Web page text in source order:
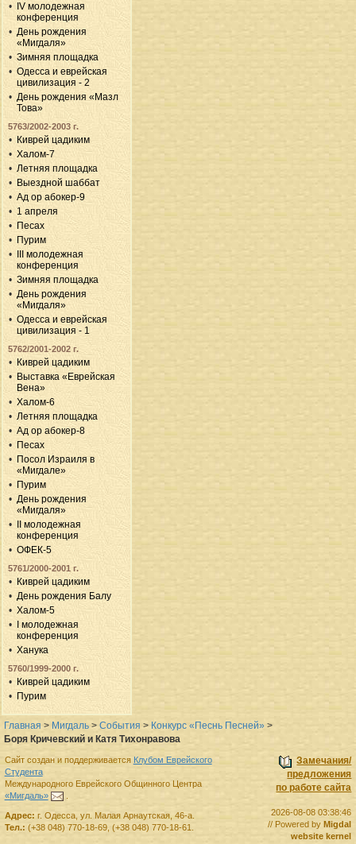
IV молодежная
конференция
День рождения
«Мигдаля»
Зимняя площадка
Одесса и еврейская
цивилизация - 2
День рождения «Мазл
Това»
5763/2002-2003 г.
Киврей цадиким
Халом-7
Летняя площадка
Выездной шаббат
Ад ор абокер-9
1 апреля
Песах
Пурим
III молодежная
конференция
Зимняя площадка
День рождения
«Мигдаля»
Одесса и еврейская
цивилизация - 1
5762/2001-2002 г.
Киврей цадиким
Выставка «Еврейская
Вена»
Халом-6
Летняя площадка
Ад ор абокер-8
Песах
Посол Израиля в
«Мигдале»
Пурим
День рождения
«Мигдаля»
II молодежная
конференция
ОФЕК-5
5761/2000-2001 г.
Киврей цадиким
День рождения Балу
Халом-5
I молодежная
конференция
Ханука
5760/1999-2000 г.
Киврей цадиким
Пурим
Главная > Мигдаль > События > Конкурс «Песнь Песней» >
Боря Кричевский и Катя Тихонравова
Замечания/
предложения
по работе сайта
2026-08-08 03:38:46
// Powered byMigdal
website kernel
Сайт создан и поддерживается Клубом Еврейского
Студента
Международного Еврейского Общинного Центра
«Мигдаль»
.
Адрес: г. Одесса, ул. Малая Арнаутская, 46-а.
Тел.: (+38 048) 770-18-69, (+38 048) 770-18-61